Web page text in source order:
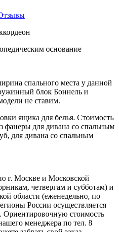
основание
спального места у данной
блок Боннель и
не ставим.
ящика для белья. Стоимость
фанеры для дивана со спальным
для дивана со спальным
г. Москве и Московской
четвергам и субботам) и
области (еженедельно, по
России осуществляется
стоимость
менеджера по тел. 8